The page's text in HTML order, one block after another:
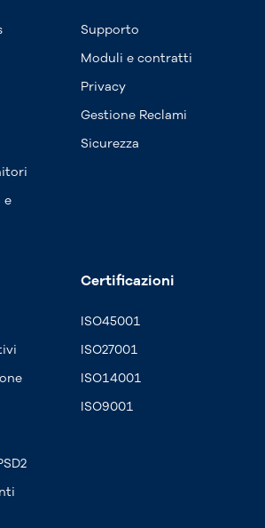
e
Supporto
Moduli e contratti
Privacy
Gestione Reclami
Sicurezza
Certificazioni
ISO45001
ISO27001
ISO14001
ISO9001